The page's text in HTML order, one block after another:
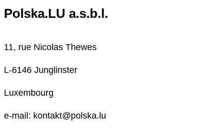
Polska.LU a.s.b.l.
11, rue Nicolas Thewes
L-6146 Junglinster
Luxembourg
e-mail: kontakt@polska.lu